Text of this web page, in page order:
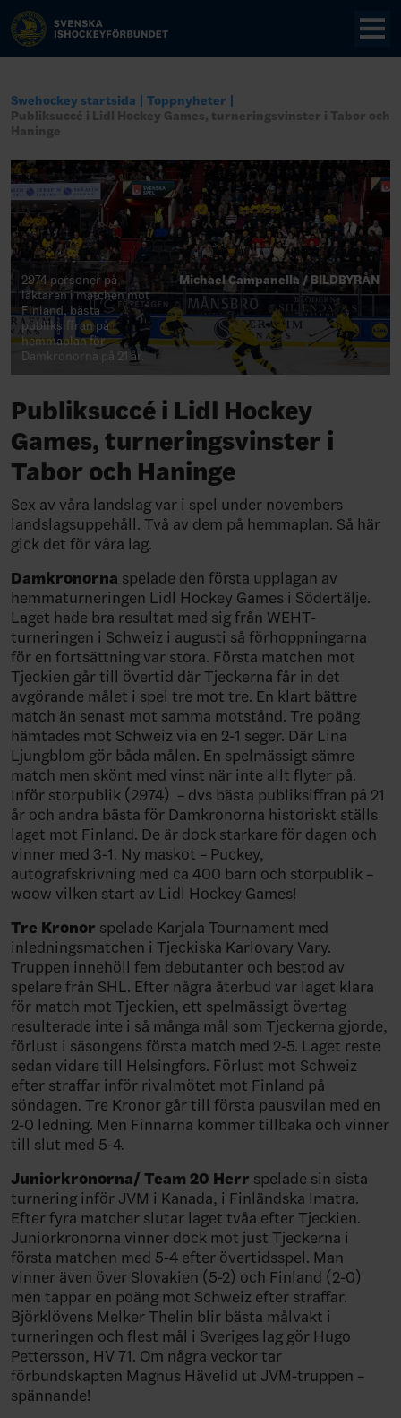
Swehockey startsida
Toppnyheter
Publiksuccé i Lidl Hockey Games, turneringsvinster i Tabor och
Haninge
2974 personer på
läktaren i matchen mot
Finland, bästa
publiksiffran på
hemmaplan för
Damkronorna på 21 år.
Michael Campanella / BILDBYRÅN
Publiksuccé i Lidl Hockey
Games, turneringsvinster i
Tabor och Haninge
Sex av våra landslag var i spel under novembers
landslagsuppehåll. Två av dem på hemmaplan. Så här
gick det för våra lag.
Damkronorna spelade den första upplagan av
hemmaturneringen Lidl Hockey Games i Södertälje.
Laget hade bra resultat med sig från WEHT-
turneringen i Schweiz i augusti så förhoppningarna
för en fortsättning var stora. Första matchen mot
Tjeckien går till övertid där Tjeckerna får in det
avgörande målet i spel tre mot tre. En klart bättre
match än senast mot samma motstånd. Tre poäng
hämtades mot Schweiz via en 2-1 seger. Där Lina
Ljungblom gör båda målen. En spelmässigt sämre
match men skönt med vinst när inte allt flyter på.
Inför storpublik (2974) – dvs bästa publiksiffran på 21
år och andra bästa för Damkronorna historiskt ställs
laget mot Finland. De är dock starkare för dagen och
vinner med 3-1. Ny maskot – Puckey,
autografskrivning med ca 400 barn och storpublik –
woow vilken start av Lidl Hockey Games!
Tre Kronor spelade Karjala Tournament med
inledningsmatchen i Tjeckiska Karlovary Vary.
Truppen innehöll fem debutanter och bestod av
spelare från SHL. Efter några återbud var laget klara
för match mot Tjeckien, ett spelmässigt övertag
resulterade inte i så många mål som Tjeckerna gjorde,
förlust i säsongens första match med 2-5. Laget reste
sedan vidare till Helsingfors. Förlust mot Schweiz
efter straffar inför rivalmötet mot Finland på
söndagen. Tre Kronor går till första pausvilan med en
2-0 ledning. Men Finnarna kommer tillbaka och vinner
till slut med 5-4.
Juniorkronorna/ Team 20 Herr spelade sin sista
turnering inför JVM i Kanada, i Finländska Imatra.
Efter fyra matcher slutar laget tvåa efter Tjeckien.
Juniorkronorna vinner dock mot just Tjeckerna i
första matchen med 5-4 efter övertidsspel. Man
vinner även över Slovakien (5-2) och Finland (2-0)
men tappar en poäng mot Schweiz efter straffar.
Björklövens Melker Thelin blir bästa målvakt i
turneringen och flest mål i Sveriges lag gör Hugo
Pettersson, HV 71. Om några veckor tar
förbundskapten Magnus Hävelid ut JVM-truppen –
spännande!